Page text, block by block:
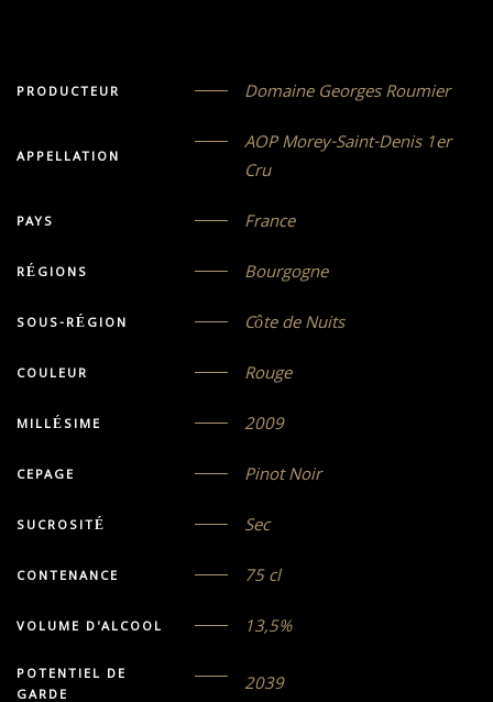
PRODUCTEUR Domaine Georges Roumier
APPELLATION
AOP Morey-Saint-Denis 1er
Cru
PAYS France
RÉGIONS Bourgogne
SOUS-RÉGION Côte de Nuits
COULEUR Rouge
MILLÉSIME 2009
CEPAGE Pinot Noir
SUCROSITÉ Sec
CONTENANCE 75 cl
VOLUME D'ALCOOL 13,5%
POTENTIEL DE
GARDE
2039